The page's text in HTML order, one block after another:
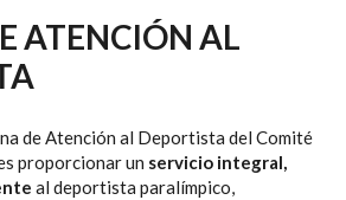
ATENCIÓN AL
de Atención al Deportista del Comité
proporcionar un servicio integral,
al deportista paralímpico,